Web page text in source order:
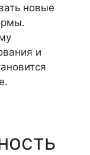
новые
и